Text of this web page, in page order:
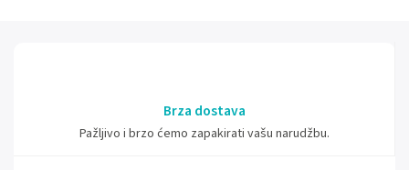
Brza dostava
Pažljivo i brzo ćemo zapakirati vašu narudžbu.